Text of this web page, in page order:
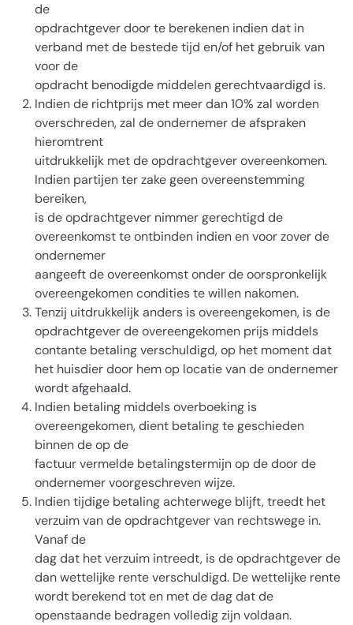
de
opdrachtgever door te berekenen indien dat in
verband met de bestede tijd en/of het gebruik van
voor de
opdracht benodigde middelen gerechtvaardigd is.
Indien de richtprijs met meer dan 10% zal worden
overschreden, zal de ondernemer de afspraken
hieromtrent
uitdrukkelijk met de opdrachtgever overeenkomen.
Indien partijen ter zake geen overeenstemming
bereiken,
is de opdrachtgever nimmer gerechtigd de
overeenkomst te ontbinden indien en voor zover de
ondernemer
aangeeft de overeenkomst onder de oorspronkelijk
overeengekomen condities te willen nakomen.
Tenzij uitdrukkelijk anders is overeengekomen, is de
opdrachtgever de overeengekomen prijs middels
contante betaling verschuldigd, op het moment dat
het huisdier door hem op locatie van de ondernemer
wordt afgehaald.
Indien betaling middels overboeking is
overeengekomen, dient betaling te geschieden
binnen de op de
factuur vermelde betalingstermijn op de door de
ondernemer voorgeschreven wijze.
Indien tijdige betaling achterwege blijft, treedt het
verzuim van de opdrachtgever van rechtswege in.
Vanaf de
dag dat het verzuim intreedt, is de opdrachtgever de
dan wettelijke rente verschuldigd. De wettelijke rente
wordt berekend tot en met de dag dat de
openstaande bedragen volledig zijn voldaan.